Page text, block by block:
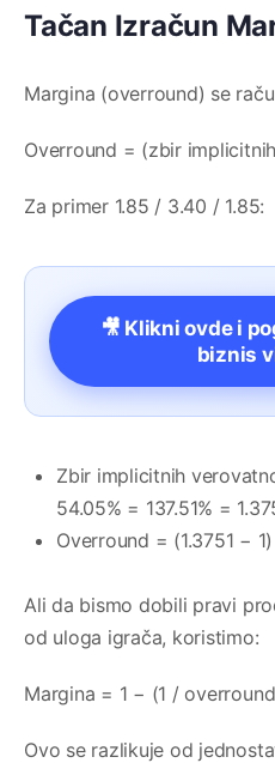
Tačan Izračun
Margina (overround) se
Overround = (zbir
Za primer 1.85 / 3.40 / 1.85:
🎥 Klikni ovde i
biznis
Zbir implicitnih
54.05% = 137.51% =
Overround = (1.3751 −
Ali da bismo dobili pravi
od uloga igrača, koristimo:
Margina = 1 − (1 /
Ovo se razlikuje od